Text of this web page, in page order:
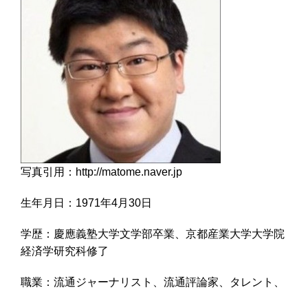
写真引用：http://matome.naver.jp
生年月日：1971年4月30日
学歴：慶應義塾大学文学部卒業、京都産業大学大学院
経済学研究科修了
職業：流通ジャーナリスト、流通評論家、タレント、